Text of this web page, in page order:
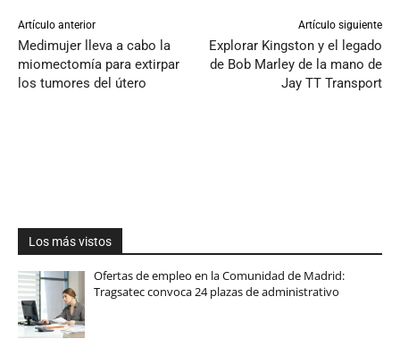
Artículo anterior
Medimujer lleva a cabo la
miomectomía para extirpar
los tumores del útero
Artículo siguiente
Explorar Kingston y el legado
de Bob Marley de la mano de
Jay TT Transport
Los más vistos
Ofertas de empleo en la Comunidad de Madrid:
Tragsatec convoca 24 plazas de administrativo